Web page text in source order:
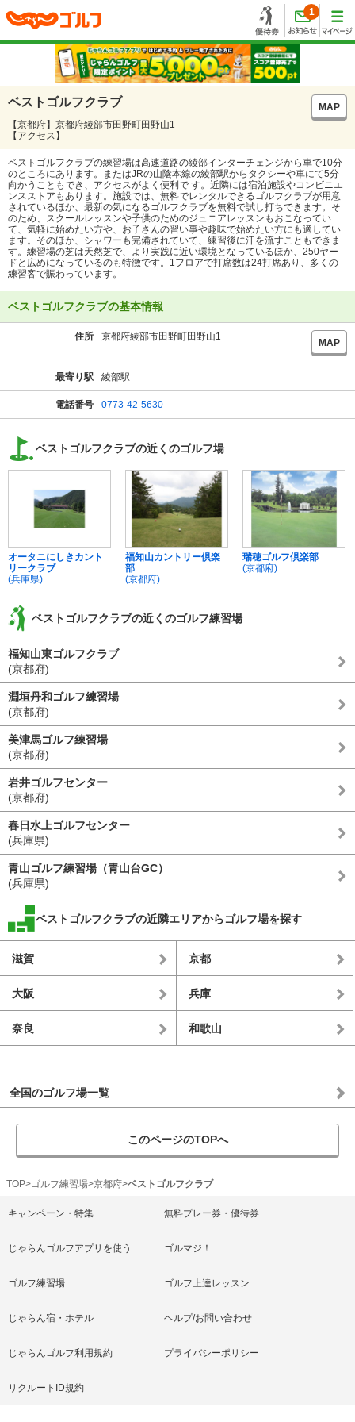
1
ベストゴルフクラブ
MAP
【京都府】京都府綾部市田野町田野山1
【アクセス】
ベストゴルフクラブの練習場は高速道路の綾部インターチェンジから車で10分
のところにあります。またはJRの山陰本線の綾部駅からタクシーや車にて5分
向かうこともでき、アクセスがよく便利で す。近隣には宿泊施設やコンビニエ
ンスストアもあります。施設では、無料でレンタルできるゴルフクラブが用意
されているほか、最新の気になるゴルフクラブを無料で試し打ちできます。そ
のため、スクールレッスンや子供のためのジュニアレッスンもおこなってい
て、気軽に始めたい方や、お子さんの習い事や趣味で始めたい方にも適してい
ます。そのほか、シャワーも完備されていて、練習後に汗を流すこともできま
す。練習場の芝は天然芝で、より実践に近い環境となっているほか、250ヤー
ドと広めになっているのも特徴です。1フロアで打席数は24打席あり、多くの
練習客で賑わっています。
ベストゴルフクラブの基本情報
住所 京都府綾部市田野町田野山1
MAP
最寄り駅 綾部駅
電話番号 0773-42-5630
ベストゴルフクラブの近くのゴルフ場
オータニにしきカント
リークラブ
(兵庫県)
福知山カントリー倶楽
部
(京都府)
瑞穂ゴルフ倶楽部
(京都府)
ベストゴルフクラブの近くのゴルフ練習場
福知山東ゴルフクラブ
(京都府)
淵垣丹和ゴルフ練習場
(京都府)
美津馬ゴルフ練習場
(京都府)
岩井ゴルフセンター
(京都府)
春日水上ゴルフセンター
(兵庫県)
青山ゴルフ練習場（青山台GC）
(兵庫県)
ベストゴルフクラブの近隣エリアからゴルフ場を探す
滋賀 京都
大阪 兵庫
奈良 和歌山
全国のゴルフ場一覧
このページのTOPへ
TOP ゴルフ練習場 京都府 ベストゴルフクラブ
キャンペーン・特集 無料プレー券・優待券
じゃらんゴルフアプリを使う ゴルマジ！
ゴルフ練習場 ゴルフ上達レッスン
じゃらん宿・ホテル ヘルプ/お問い合わせ
じゃらんゴルフ利用規約 プライバシーポリシー
リクルートID規約